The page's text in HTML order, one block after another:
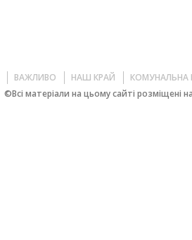
ВАЖЛИВО НАШ КРАЙ
КОМУНАЛЬНА
©Всі матеріали на цьому сайті розміщені